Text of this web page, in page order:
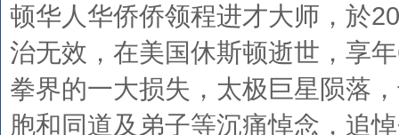
顿华人华侨侨领程进才大师，於
治无效，在美国休斯顿逝世，享
拳界的一大损失，太极巨星陨落
胞和同道及弟子等沉痛悼念，追